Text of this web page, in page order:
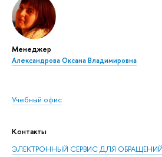
Менеджер
Александрова Оксана Владимировна
Учебный офис
Контакты
ЭЛЕКТРОННЫЙ СЕРВИС ДЛЯ